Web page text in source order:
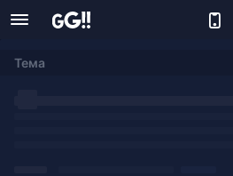
Тема